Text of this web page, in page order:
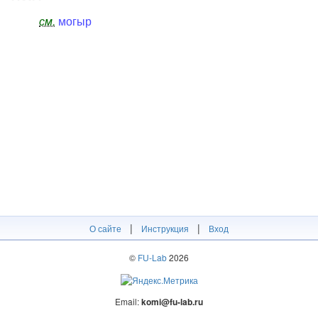
см. могыр
О сайте | Инструкция | Вход
© FU-Lab2026
Email:komi@fu-lab.ru